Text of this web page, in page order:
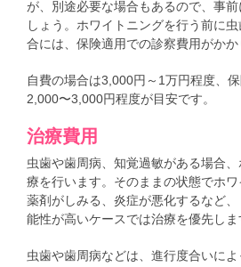
が、別途必要な場合もあるので、事
しょう。ホワイトニングを行う前に
合には、保険適用での診察費用がかか
自費の場合は3,000円～1万円程度、
2,000〜3,000円程度が目安です。
治療費用
虫歯や歯周病、知覚過敏がある場合
療を行います。そのままの状態でホワ
薬剤がしみる、炎症が悪化するなど
能性が高いケースでは治療を優先しま
虫歯や歯周病などは、進行度合いに